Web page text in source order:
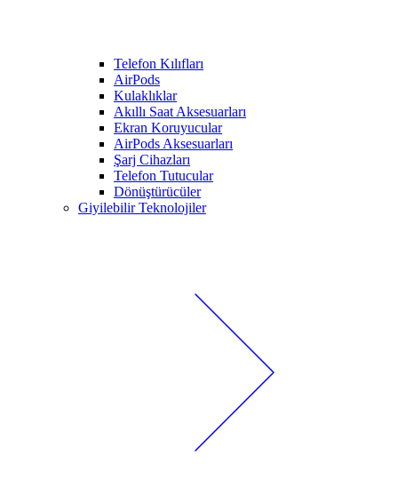
Telefon Kılıfları
AirPods
Kulaklıklar
Akıllı Saat Aksesuarları
Ekran Koruyucular
AirPods Aksesuarları
Şarj Cihazları
Telefon Tutucular
Dönüştürücüler
Giyilebilir Teknolojiler